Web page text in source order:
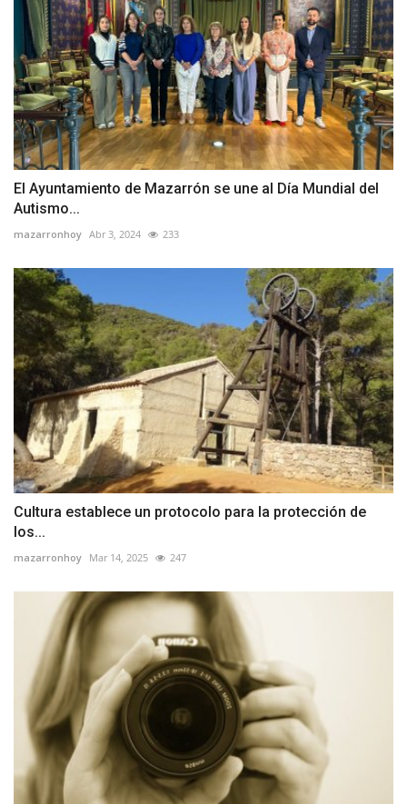
El Ayuntamiento de Mazarrón se une al Día Mundial del
Autismo...
mazarronhoy Abr 3, 2024 233
Cultura establece un protocolo para la protección de
los...
mazarronhoy Mar 14, 2025 247